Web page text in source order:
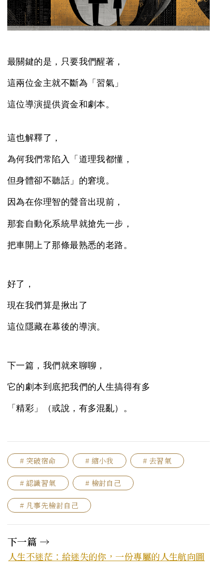
最關鍵的是，只要我們醒著，
這兩位金主就不斷為「習氣」
這位導演提供資金和劇本。
這也解釋了，
為何我們常陷入「道理我都懂，
但身體卻不聽話」的窘境。
因為在你理智的聲音出現前，
那套自動化系統早就搶先一步，
把車開上了那條最熟悉的老路。
好了，
現在我們算是揪出了
這位隱藏在幕後的導演。
下一篇，我們就來聊聊，
它的劇本到底把我們的人生搞得有多
「精彩」（或說，有多混亂）。
# 突破宿命 # 縮小我 # 去習氣
# 認識習氣 # 檢討自己
# 凡事先檢討自己
下一篇 →
人生不迷茫：給迷失的你，一份專屬的人生航向圖